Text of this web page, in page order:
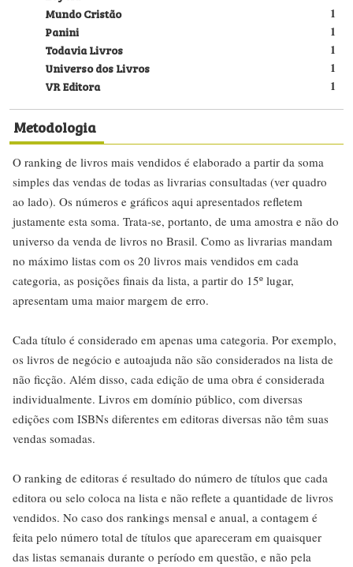
1
Mundo Cristão
1
Panini
1
Todavia Livros
1
Universo dos Livros
1
VR Editora
Metodologia
O ranking de livros mais vendidos é elaborado a partir da soma
simples das vendas de todas as livrarias consultadas (ver quadro
ao lado). Os números e gráficos aqui apresentados refletem
justamente esta soma. Trata-se, portanto, de uma amostra e não do
universo da venda de livros no Brasil. Como as livrarias mandam
no máximo listas com os 20 livros mais vendidos em cada
categoria, as posições finais da lista, a partir do 15º lugar,
apresentam uma maior margem de erro.
Cada título é considerado em apenas uma categoria. Por exemplo,
os livros de negócio e autoajuda não são considerados na lista de
não ficção. Além disso, cada edição de uma obra é considerada
individualmente. Livros em domínio público, com diversas
edições com ISBNs diferentes em editoras diversas não têm suas
vendas somadas.
O ranking de editoras é resultado do número de títulos que cada
editora ou selo coloca na lista e não reflete a quantidade de livros
vendidos. No caso dos rankings mensal e anual, a contagem é
feita pelo número total de títulos que apareceram em quaisquer
das listas semanais durante o período em questão, e não pela